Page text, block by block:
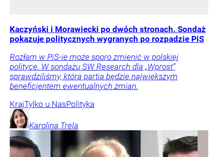
Kaczyński i Morawiecki po dwóch stronach. Sondaż
pokazuje politycznych wygranych po rozpadzie PiS
Rozłam w PiS-ie może sporo zmienić w polskiej
polityce. W sondażu SW Research dla „Wprost”
sprawdziliśmy, która partia będzie największym
beneficjentem ewentualnych zmian.
KrajTylko u NasPolityka
Karolina Trela